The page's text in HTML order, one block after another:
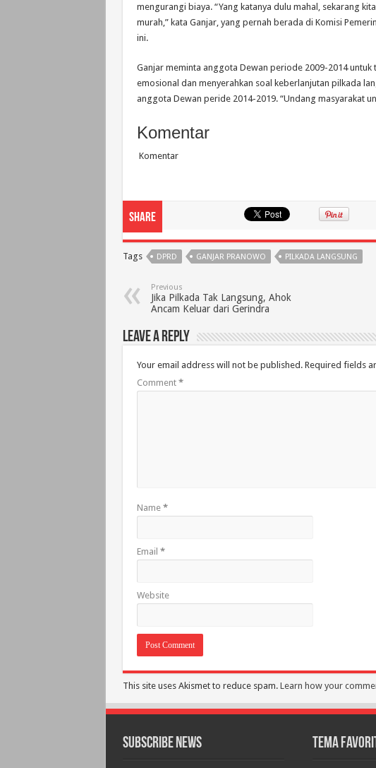
mengurangi biaya. “Yang katanya dulu mahal, sekarang
murah,” kata Ganjar, yang pernah berada di Komisi
ini.
Ganjar meminta anggota Dewan periode 2009-2014 untuk
emosional dan menyerahkan soal keberlanjutan pilkada
anggota Dewan peride 2014-2019. “Undang masyarakat
Komentar
Komentar
Share
Tags DPRD GANJAR PRANOWO PILKADA LANGSUNG
Previous
Jika Pilkada Tak Langsung, Ahok
Ancam Keluar dari Gerindra
Leave a Reply
Your email address will not be published. Required fields
Comment *
Name *
Email *
Website
This site uses Akismet to reduce spam. Learn how your
Subscribe News Tema